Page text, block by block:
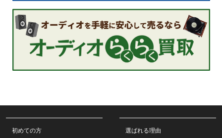
初めての方 選ばれる理由